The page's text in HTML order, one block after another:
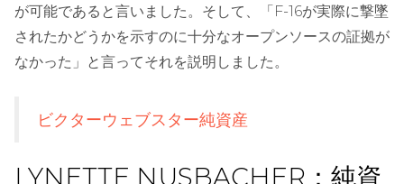
が可能であると言いました。そして、「F-16が実際に撃墜
されたかどうかを示すのに十分なオープンソースの証拠が
なかった」と言ってそれを説明しました。
ビクターウェブスター純資産
LYNETTE NUSBACHER：純資